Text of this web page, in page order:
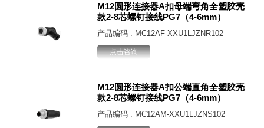
M12圆形连接器A扣母端弯角全塑胶壳
款2-8芯螺钉接线PG7（4-6mm）
产品编码 : MC12AF-XXU1LJZNR102
点击咨询
M12圆形连接器A扣公端直角全塑胶壳
款2-8芯螺钉接线PG7（4-6mm）
产品编码 : MC12AM-XXU1LJZNS102